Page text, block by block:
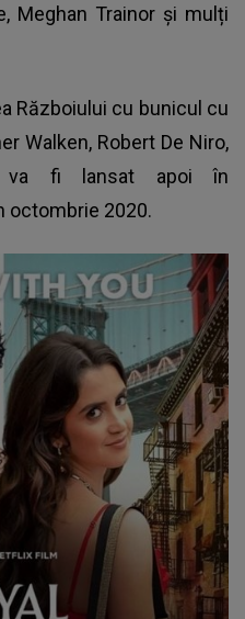
Meghan Trainor și mulți
Războiului cu bunicul cu
Walken, Robert De Niro,
va fi lansat apoi în
octombrie 2020.